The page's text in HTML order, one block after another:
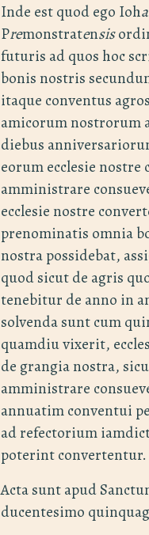
Inde est quod ego Ioh
Premonstratensis
futuris ad quos hoc
bonis nostris
itaque conventus
amicorum nostrorum
diebus
eorum ecclesie
amministrare
ecclesie nostre
prenominatis omnia
nostra possidebat,
quod sicut de agris
tenebitur de anno in
solvenda sunt cum
quamdiu vixerit,
de grangia nostra,
amministrare
annuatim conventui
ad refectorium
poterint convertentur.
Acta sunt apud
ducentesimo